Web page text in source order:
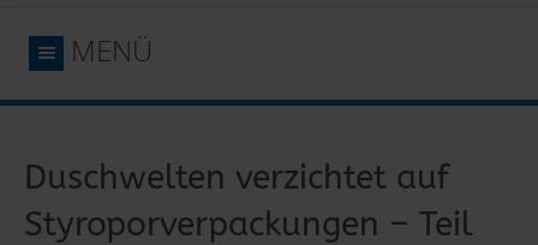
MENÜ
Duschwelten verzichtet auf
Styroporverpackungen – Teil